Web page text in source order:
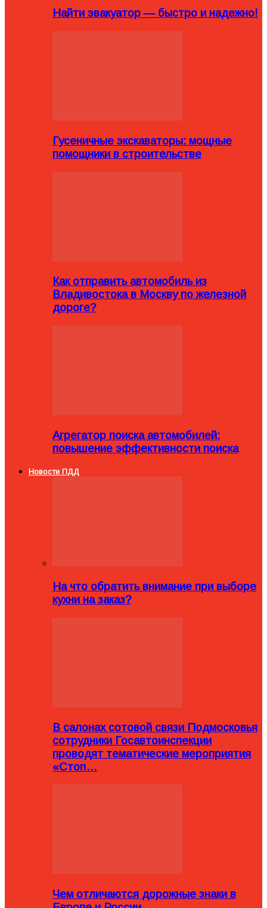
Найти эвакуатор — быстро и надежно!
Гусеничные экскаваторы: мощные
помощники в строительстве
Как отправить автомобиль из
Владивостока в Москву по железной
дороге?
Агрегатор поиска автомобилей:
повышение эффективности поиска
Новости ПДД
На что обратить внимание при выборе
кухни на заказ?
В салонах сотовой связи Подмосковья
сотрудники Госавтоинспекции
проводят тематические мероприятия
«Стоп…
Чем отличаются дорожные знаки в